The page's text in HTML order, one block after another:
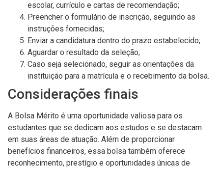
escolar, currículo e cartas de recomendação;
Preencher o formulário de inscrição, seguindo as
instruções fornecidas;
Enviar a candidatura dentro do prazo estabelecido;
Aguardar o resultado da seleção;
Caso seja selecionado, seguir as orientações da
instituição para a matrícula e o recebimento da bolsa.
Considerações finais
A Bolsa Mérito é uma oportunidade valiosa para os
estudantes que se dedicam aos estudos e se destacam
em suas áreas de atuação. Além de proporcionar
benefícios financeiros, essa bolsa também oferece
reconhecimento, prestígio e oportunidades únicas de